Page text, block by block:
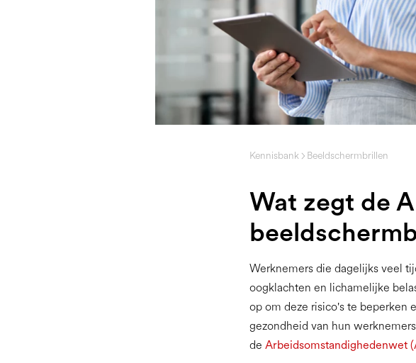
Kennisbank Beeldschermbrillen
Wat zegt de
Werknemers die dagelijks veel
oogklachten en lichamelijke
op om deze risico's te beperken
gezondheid van hun
de Arbeidsomstandighedenwet